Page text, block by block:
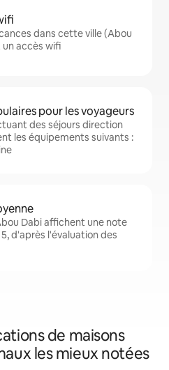
dans cette ville (Abou
accès wifi
pour les voyageurs
des séjours direction
les équipements suivants :
Dabi affichent une note
d'après l'évaluation des
de maisons
les mieux notées